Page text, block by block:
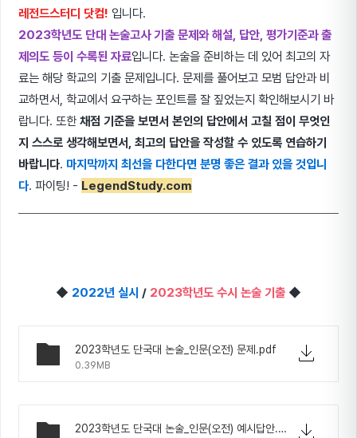
레전드스터디 닷컴! 입니다.
2023학년도 단대 논술고사 기출 문제와 해설, 답안, 평가기준과 출
제의도 등이 수록된 자료입니다. 논술을 준비하는 데 있어 최고의 자
료는 해당 학교의 기출 문제입니다. 문제를 풀어보고 모범 답안과 비
교하면서, 학교에서 요구하는 포인트를 잘 짚었는지 확인해보시기 바
랍니다. 또한 채점 기준을 보면서 본인의 답안에서 고칠 점이 무엇인
지 스스로 생각해보면서, 최고의 답안을 작성할 수 있도록 연습하기
바랍니다. 마지막까지 최선을 다한다면 분명 좋은 결과 있을 것입니
다. 파이팅! - LegendStudy.com
◆ 2022년 실시 / 2023학년도 수시 논술 기출 ◆
2023학년도 단국대 논술_인문(오전) 문제.pdf
0.39MB
2023학년도 단국대 논술_인문(오전) 예시답안.pdf